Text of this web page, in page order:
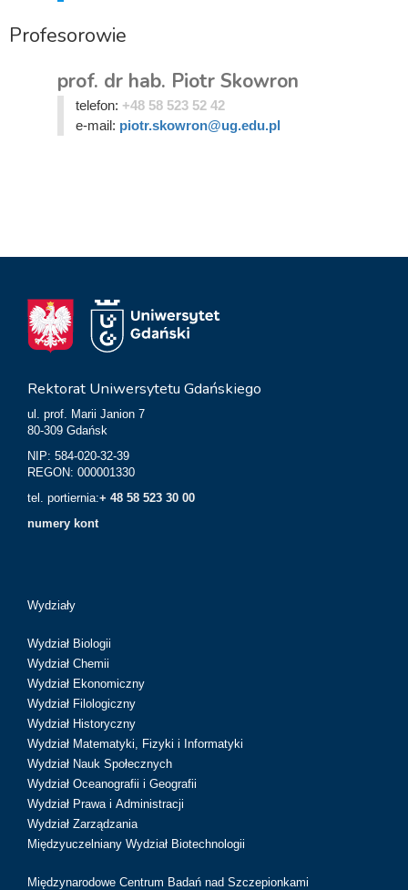
Profesorowie
prof. dr hab. Piotr Skowron
telefon: +48 58 523 52 42
e-mail: piotr.skowron@ug.edu.pl
Rektorat Uniwersytetu Gdańskiego
ul. prof. Marii Janion 7
80-309 Gdańsk
NIP: 584-020-32-39
REGON: 000001330
tel. portiernia:+ 48 58 523 30 00
numery kont
Wydziały
Wydział Biologii
Wydział Chemii
Wydział Ekonomiczny
Wydział Filologiczny
Wydział Historyczny
Wydział Matematyki, Fizyki i Informatyki
Wydział Nauk Społecznych
Wydział Oceanografii i Geografii
Wydział Prawa i Administracji
Wydział Zarządzania
Międzyuczelniany Wydział Biotechnologii
Międzynarodowe Centrum Badań nad Szczepionkami